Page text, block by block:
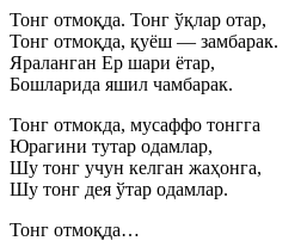
Тонг отмоқда. Тонг ўқлар отар,
Тонг отмоқда, қуёш — замбарак.
Яраланган Ер шари ётар,
Бошларида яшил чамбарак.
Тонг отмокда, мусаффо тонгга
Юрагини тутар одамлар,
Шу тонг учун келган жаҳонга,
Шу тонг дея ўтар одамлар.
Тонг отмоқда…